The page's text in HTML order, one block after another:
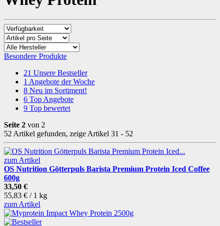
Besondere Produkte
21 Unsere Bestseller
1 Angebote der Woche
8 Neu im Sortiment!
6 Top Angebote
9 Top bewertet
Seite 2 von 2
52 Artikel gefunden, zeige Artikel 31 - 52
zum Artikel
OS Nutrition Götterpuls Barista Premium Protein Iced Coffee
600g
33,50 €
55,83 € / 1 kg
zum Artikel